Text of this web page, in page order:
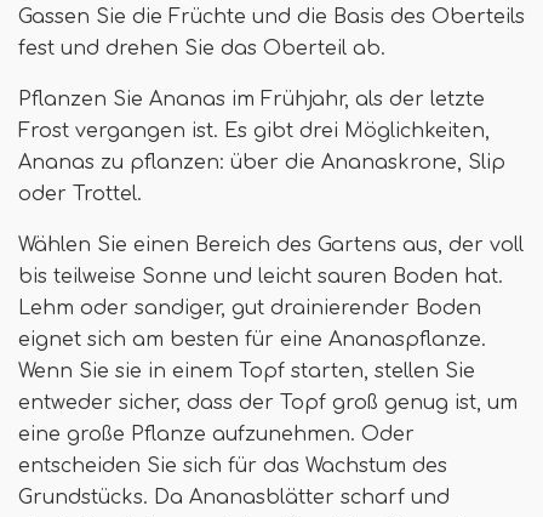
Gassen Sie die Früchte und die Basis des Oberteils
fest und drehen Sie das Oberteil ab.
Pflanzen Sie Ananas im Frühjahr, als der letzte
Frost vergangen ist. Es gibt drei Möglichkeiten,
Ananas zu pflanzen: über die Ananaskrone, Slip
oder Trottel.
Wählen Sie einen Bereich des Gartens aus, der voll
bis teilweise Sonne und leicht sauren Boden hat.
Lehm oder sandiger, gut drainierender Boden
eignet sich am besten für eine Ananaspflanze.
Wenn Sie sie in einem Topf starten, stellen Sie
entweder sicher, dass der Topf groß genug ist, um
eine große Pflanze aufzunehmen. Oder
entscheiden Sie sich für das Wachstum des
Grundstücks. Da Ananasblätter scharf und